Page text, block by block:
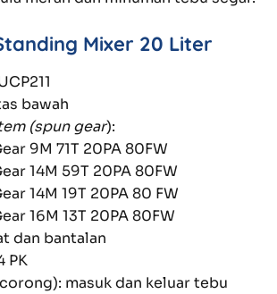
Mixer 20 Liter
bawah
(spun gear):
9M 71T 20PA 80FW
14M 59T 20PA 80FW
14M 19T 20PA 80 FW
16M 13T 20PA 80FW
dan bantalan
PK
masuk dan keluar tebu